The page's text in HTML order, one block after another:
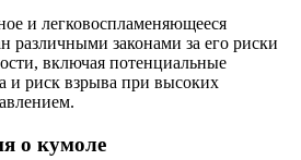
и легковоспламеняющееся
различными законами за его риски
включая потенциальные
и риск взрыва при высоких
о кумоле